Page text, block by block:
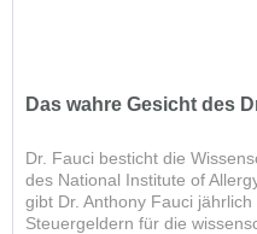
Das wahre Gesicht des
Dr. Fauci besticht die
des National Institute of
gibt Dr. Anthony Fauci
Steuergeldern für die